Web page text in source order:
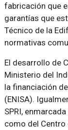
fabricación que
garantías que
Técnico de la
normativas
El desarrollo de
Ministerio del
la financiación
(ENISA).
SPRI,
como del Centro